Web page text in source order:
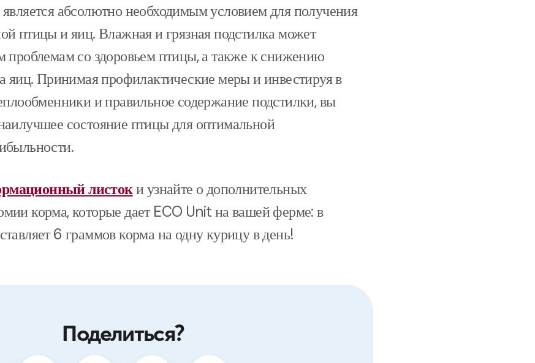
абсолютно необходимым условием для получения
птицы и яиц. Влажная и грязная подстилка может
проблемам со здоровьем птицы, а также к снижению
яиц. Принимая профилактические меры и инвестируя в
и правильное содержание подстилки, вы
состояние птицы для оптимальной
листоки узнайте о дополнительных
корма, которые дает ECO Unit на вашей ферме: в
6 граммов корма на одну курицу в день!
Поделиться?